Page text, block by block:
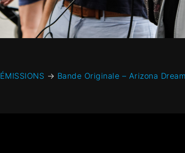
ÉMISSIONS → Bande Originale – Arizona